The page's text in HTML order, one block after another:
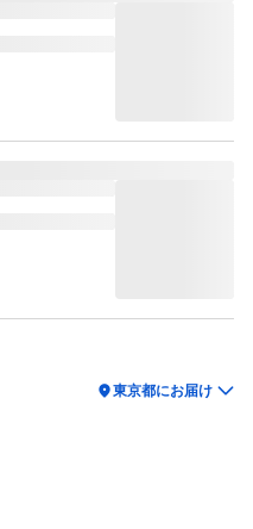
location_on東京都にお届け